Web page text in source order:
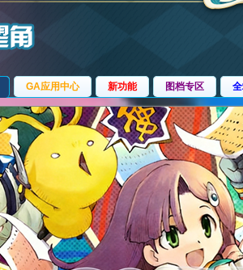
GA应用中心 新功能 图档专区